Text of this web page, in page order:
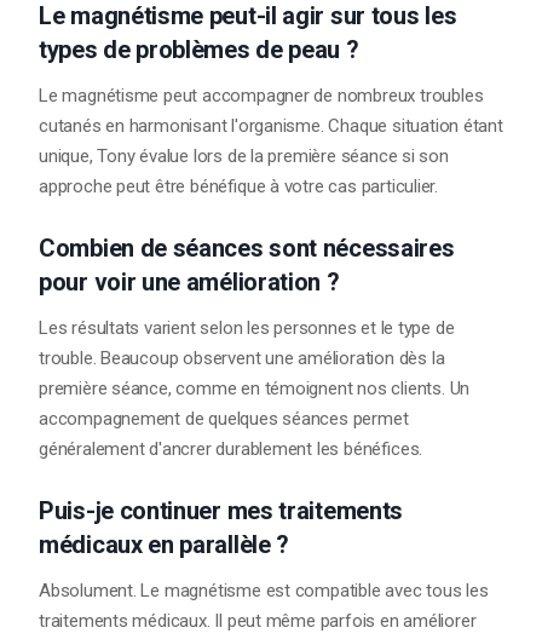
Le magnétisme peut-il agir sur tous les
types de problèmes de peau ?
Le magnétisme peut accompagner de nombreux troubles
cutanés en harmonisant l'organisme. Chaque situation étant
unique, Tony évalue lors de la première séance si son
approche peut être bénéfique à votre cas particulier.
Combien de séances sont nécessaires
pour voir une amélioration ?
Les résultats varient selon les personnes et le type de
trouble. Beaucoup observent une amélioration dès la
première séance, comme en témoignent nos clients. Un
accompagnement de quelques séances permet
généralement d'ancrer durablement les bénéfices.
Puis-je continuer mes traitements
médicaux en parallèle ?
Absolument. Le magnétisme est compatible avec tous les
traitements médicaux. Il peut même parfois en améliorer